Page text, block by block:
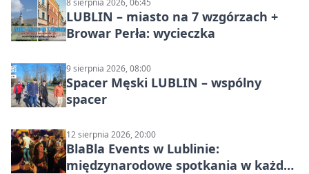
8 sierpnia 2026, 06:45
LUBLIN – miasto na 7 wzgórzach +
Browar Perła: wycieczka
9 sierpnia 2026, 08:00
Spacer Męski LUBLIN – wspólny
spacer
12 sierpnia 2026, 20:00
BlaBla Events w Lublinie:
międzynarodowe spotkania w każdą